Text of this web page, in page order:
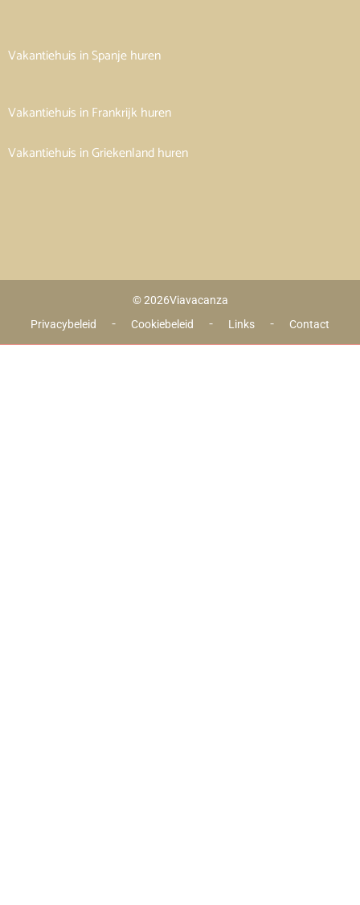
Vakantiehuis in Spanje huren
Vakantiehuis in Frankrijk huren
Vakantiehuis in Griekenland huren
© 2026Viavacanza
Privacybeleid
- Cookiebeleid - Links - Contact